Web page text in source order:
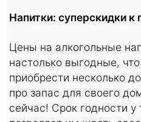
Напитки: суперскидки к
Цены на алкогольные
настолько выгодные,
приобрести несколько
про запас для своего
сейчас! Срок годности у